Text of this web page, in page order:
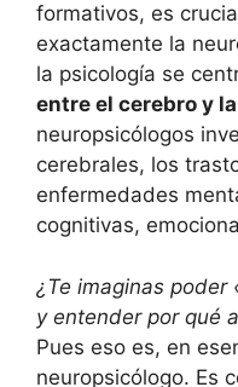
formativos, es
exactamente la
la psicología se
entre el cerebro y
neuropsicólogos
cerebrales, los
enfermedades
cognitivas,
¿Te imaginas poder
y entender por qué
Pues eso es, en
neuropsicólogo. Es